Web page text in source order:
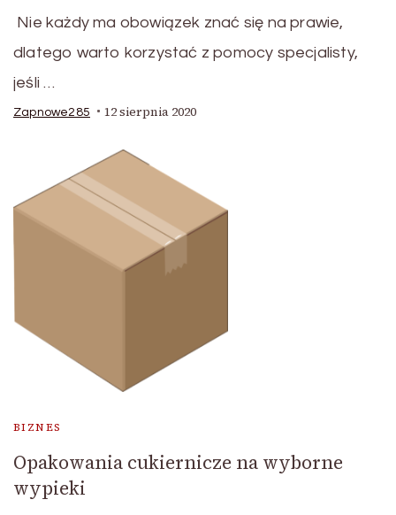
Nie każdy ma obowiązek znać się na prawie,
dlatego warto korzystać z pomocy specjalisty,
jeśli …
Zapnowe285 12 sierpnia 2020
BIZNES
Opakowania cukiernicze na wyborne
wypieki